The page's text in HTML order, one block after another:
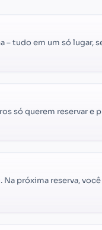
– tudo em um só lugar,
só querem reservar e
próxima reserva,